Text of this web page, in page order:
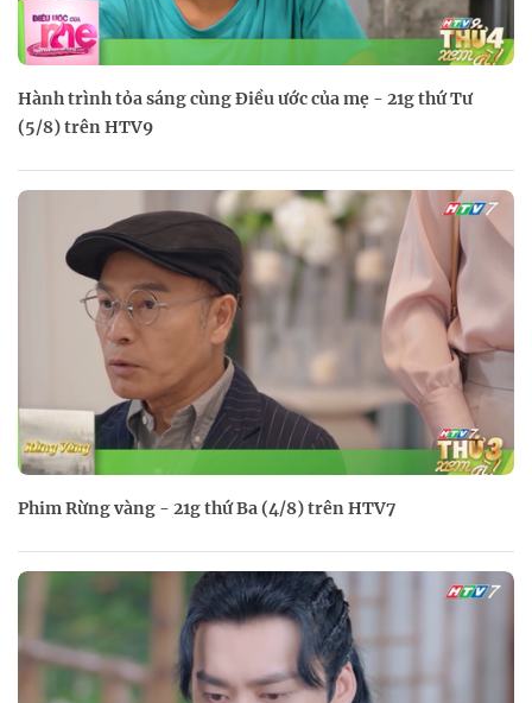
Hành trình tỏa sáng cùng Điều ước của mẹ - 21g thứ Tư
(5/8) trên HTV9
Phim Rừng vàng - 21g thứ Ba (4/8) trên HTV7